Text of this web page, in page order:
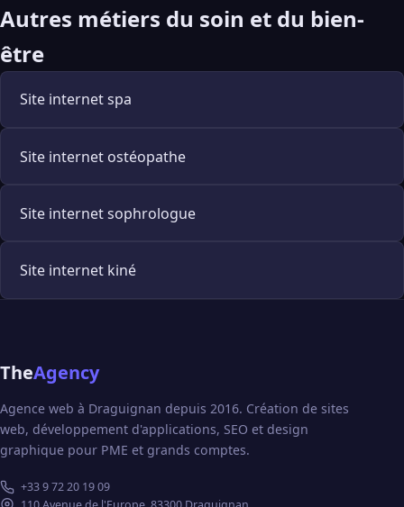
Autres métiers du soin et du bien-
être
Site internet spa
Site internet ostéopathe
Site internet sophrologue
Site internet kiné
TheAgency
Agence web à Draguignan depuis 2016. Création de sites
web, développement d'applications, SEO et design
graphique pour PME et grands comptes.
+33 9 72 20 19 09